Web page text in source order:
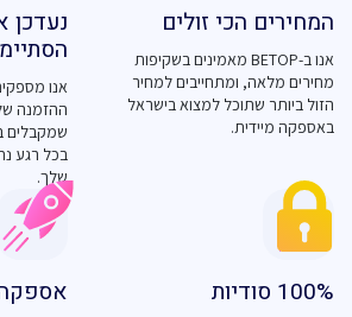
המחירים הכי זולים
אנו ב-BETOP מאמינים בשקיפות
מחירים מלאה, ומתחייבים למחיר
הזול ביותר שתוכל למצוא בישראל
באספקה מיידית.
נעדכן
אנו
ההזמנה
שמקבלים
בכל רגע
שלך.
100% סודיות